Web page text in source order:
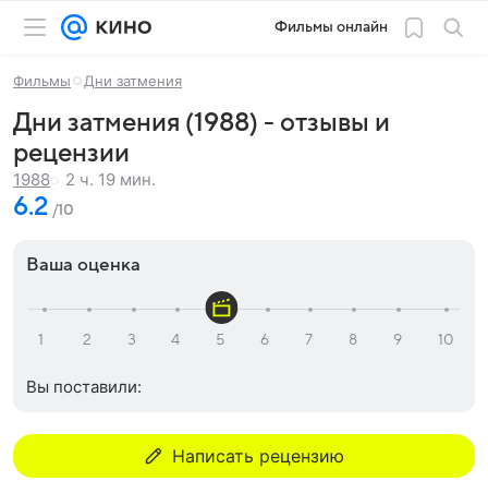
Фильмы онлайн
Фильмы Дни затмения
Дни затмения (1988) - отзывы и
рецензии
1988 2 ч. 19 мин.
6.2 /10
Ваша оценка
Вы поставили:
Написать рецензию